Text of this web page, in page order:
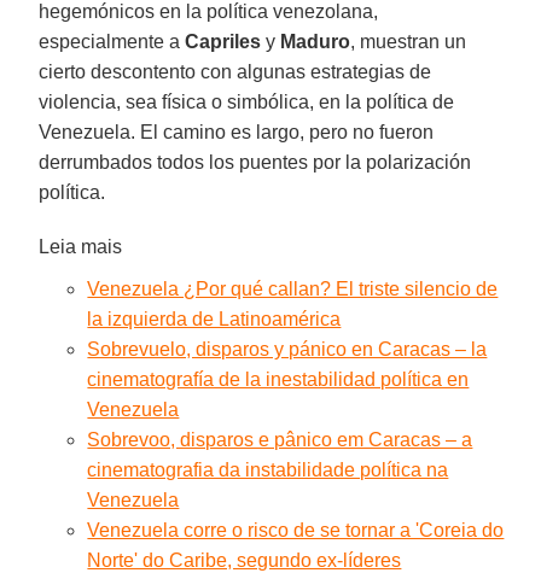
hegemónicos en la política venezolana,
especialmente aCapriles y Maduro, muestran un
cierto descontento con algunas estrategias de
violencia, sea física o simbólica, en la política de
Venezuela. El camino es largo, pero no fueron
derrumbados todos los puentes por la polarización
política.
Leia mais
Venezuela ¿Por qué callan? El triste silencio de
la izquierda de Latinoamérica
Sobrevuelo, disparos y pánico en Caracas – la
cinematografía de la inestabilidad política en
Venezuela
Sobrevoo, disparos e pânico em Caracas – a
cinematografia da instabilidade política na
Venezuela
Venezuela corre o risco de se tornar a 'Coreia do
Norte' do Caribe, segundo ex-líderes